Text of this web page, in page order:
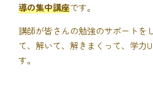
導の集中講座です。
講師が皆さんの勉強のサポートを
て、解いて、解きまくって、学力
す。